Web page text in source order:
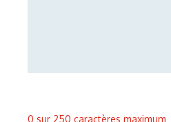
0 sur 250 caractères maximum